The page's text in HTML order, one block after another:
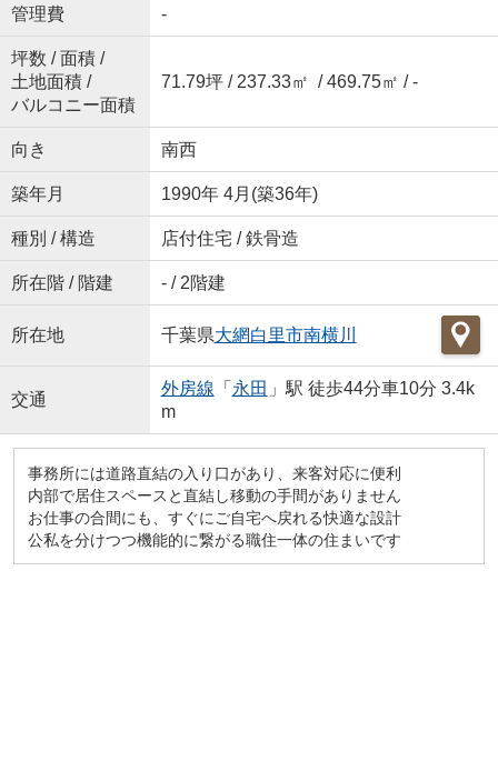
管理費 -
坪数 / 面積 /
土地面積 /
バルコニー面積
71.79坪 / 237.33㎡ / 469.75㎡ / -
向き 南西
築年月 1990年 4月(築36年)
種別 / 構造 店付住宅 / 鉄骨造
所在階 / 階建 - / 2階建
所在地 千葉県大網白里市南横川
交通
外房線 「 永田 」駅 徒歩44分車10分 3.4k
m
事務所には道路直結の入り口があり、来客対応に便利
内部で居住スペースと直結し移動の手間がありません
お仕事の合間にも、すぐにご自宅へ戻れる快適な設計
公私を分けつつ機能的に繋がる職住一体の住まいです